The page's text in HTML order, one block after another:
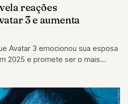
reações
3 e aumenta
Avatar 3 emocionou sua esposa
2025 e promete ser o mais